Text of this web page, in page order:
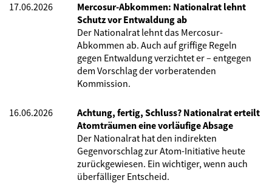
17.06.2026
Mercosur-Abkommen: Nationalrat lehnt
Schutz vor Entwaldung ab
Der Nationalrat lehnt das Mercosur-
Abkommen ab. Auch auf griffige Regeln
gegen Entwaldung verzichtet er – entgegen
dem Vorschlag der vorberatenden
Kommission.
16.06.2026
Achtung, fertig, Schluss? Nationalrat erteilt
Atomträumen eine vorläufige Absage
Der Nationalrat hat den indirekten
Gegenvorschlag zur Atom-Initiative heute
zurückgewiesen. Ein wichtiger, wenn auch
überfälliger Entscheid.